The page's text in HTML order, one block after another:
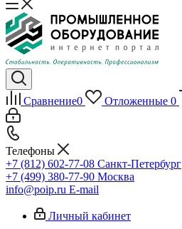
Сравнение0 Отложенные 0
Телефоны
+7 (812) 602-77-08 Санкт-Петербург
+7 (499) 380-77-90 Москва
info@poip.ru E-mail
Личный кабинет